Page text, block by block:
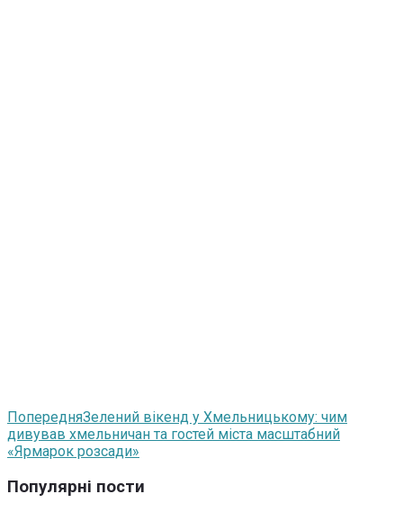
ПопередняЗелений вікенд у Хмельницькому: чим
дивував хмельничан та гостей міста масштабний
«Ярмарок розсади»
Популярні пости